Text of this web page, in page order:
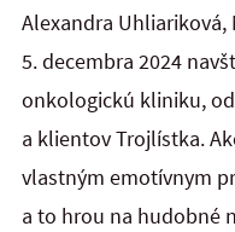
Alexandra Uhliariková,
5. decembra 2024
onkologickú kliniku,
a klientov Trojlístka.
vlastným emotívnym
a to hrou na hudobné